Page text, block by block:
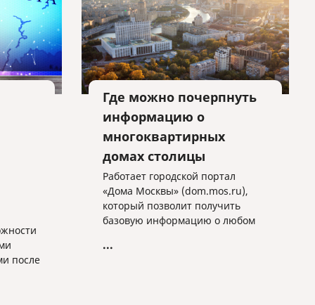
после
Где можно почерпнуть
информацию о
многоквартирных
домах столицы
Работает городской портал
«Дома Москвы» (dom.mos.ru),
который позволит получить
базовую информацию о любом
ознакомиться с отчетностью и
...